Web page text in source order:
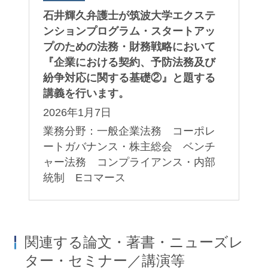
石井輝久弁護士が筑波大学エクステ
ンションプログラム・スタートアッ
プのための法務・財務戦略において
『企業における契約、予防法務及び
紛争対応に関する基礎②』と題する
講義を行います。
2026年1月7日
業務分野：一般企業法務 コーポレ
ートガバナンス・株主総会 ベンチ
ャー法務 コンプライアンス・内部
統制 Eコマース
関連する論文・著書・ニューズレ
ター・セミナー／講演等